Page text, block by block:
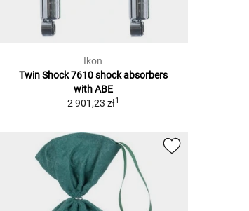
Ikon
Twin Shock 7610 shock absorbers
with ABE
2 901,23 zł1